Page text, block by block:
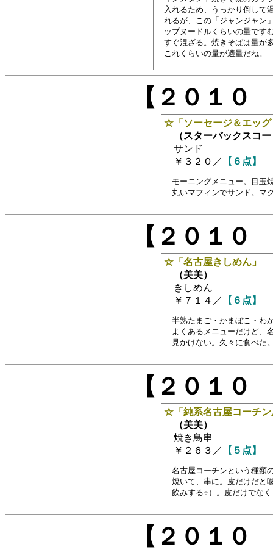
入れるため、うっかり倒して
れるが、この「ジャンジャン
ップヌードルくらいの量です
すぐ混ざる。焼きそばは量が
【２０１
☆「ソーセージ＆エッグ
（スターバックスコー
サンド
￥３２０／
【６点】
モーニングメニュー。目
【２０１
☆「名古屋きしめん」
（美美）
きしめん
￥７１４／
【６点】
半熟たまご・かまぼこ・わ
よくあるメニューだけど、
【２０１
☆「純系名古屋コーチン
（美美）
焼き鳥串
￥２６３／
【５点】
名古屋コーチンという種類
焼いて、串に。皮だけだと
【２０１